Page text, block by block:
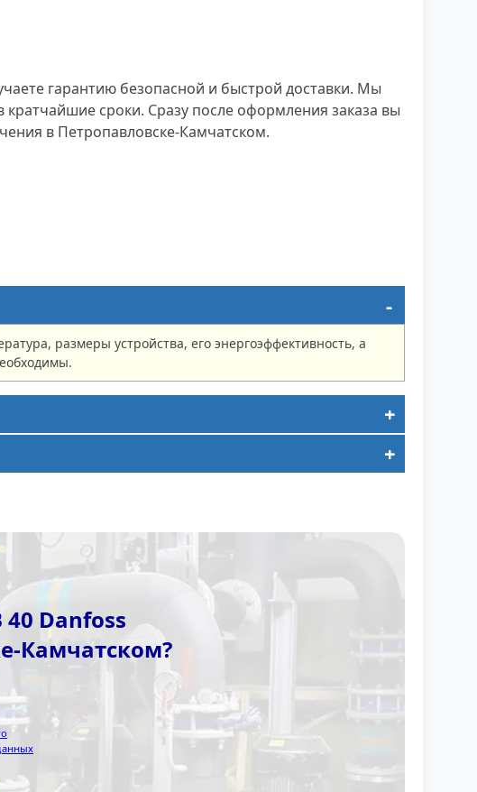
гарантию безопасной и быстрой доставки. Мы
сроки. Сразу после оформления заказа вы
в Петропавловске-Камчатском.
размеры устройства, его энергоэффективность, а
Danfoss
Камчатском?